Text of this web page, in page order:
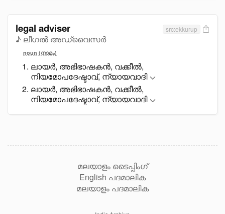
legal adviser
♪ ലീഗൽ അഡ്വൈസർ
src:ekkurup
noun (നാമം)
ലായർ, അഭിഭാഷകൻ, വക്കീൽ,
നിയമോപദേഷ്ടാവ്, ന്യായവാദി
ലായർ, അഭിഭാഷകൻ, വക്കീൽ,
നിയമോപദേഷ്ടാവ്, ന്യായവാദി
മലയാളം ടൈപ്പിംഗ്
English പദമാലിക
മലയാളം പദമാലിക